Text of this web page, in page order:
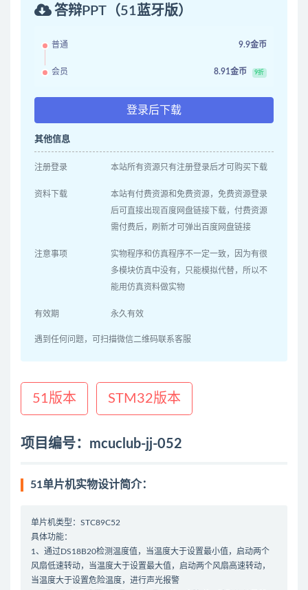
答辩PPT（51蓝牙版）
普通 9.9金币
会员 8.91金币 9折
登录后下载
其他信息
注册登录 本站所有资源只有注册登录后才可购买下载
资料下载
本站有付费资源和免费资源，免费资源登录
后可直接出现百度网盘链接下载，付费资源
需付费后，刷新才可弹出百度网盘链接
注意事项
实物程序和仿真程序不一定一致，因为有很
多模块仿真中没有，只能模拟代替，所以不
能用仿真资料做实物
有效期 永久有效
遇到任何问题，可扫描微信二维码联系客服
51版本 STM32版本
项目编号：mcuclub-jj-052
51单片机实物设计简介：
单片机类型：STC89C52
具体功能：
1、通过DS18B20检测温度值，当温度大于设置最小值，启动两个
风扇低速转动，当温度大于设置最大值，启动两个风扇高速转动，
当温度大于设置危险温度，进行声光报警